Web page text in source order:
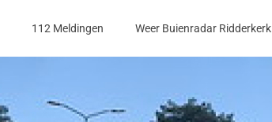
112 Meldingen Weer Buienradar Ridderkerk